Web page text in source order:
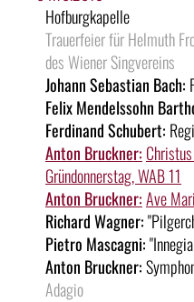
Hofburgkapelle
Trauerfeier für Helmuth
des Wiener Singvereins
Johann Sebastian Bach:
Felix Mendelssohn
Ferdinand Schubert:
Anton Bruckner:
Gründonnerstag, WAB 11
Anton Bruckner:Ave
Richard Wagner:
Pietro Mascagni:
Anton Bruckner:
Adagio